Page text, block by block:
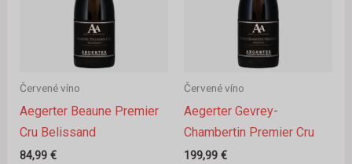
Červené víno
Aegerter Beaune Premier
Cru Belissand
84,99 €
Červené víno
Aegerter Gevrey-
Chambertin Premier Cru
199,99 €